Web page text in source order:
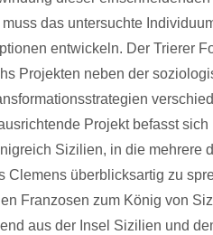
das untersuchte
entwickeln. Der Trierer
Projekten neben der
Projekt befasst sich
Sizilien, in die mehrere
Clemens überblicksartig zu
Franzosen zum König von
aus der Insel Sizilien und